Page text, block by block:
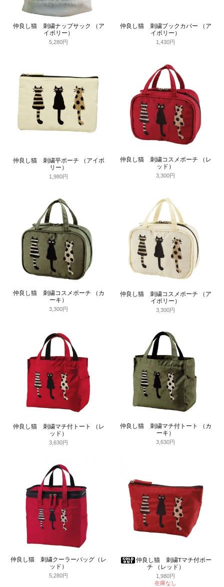
仲良し猫 刺繍ナップサック （ア
イボリー）
5,280円
仲良し猫 刺繍ブックカバー （ア
イボリー）
1,430円
仲良し猫 刺繍平ポーチ （アイボ
リー）
1,980円
仲良し猫 刺繍コスメポーチ （レ
ッド）
3,300円
仲良し猫 刺繍コスメポーチ （カ
ーキ）
3,300円
仲良し猫 刺繍コスメポーチ （ア
イボリー）
3,300円
仲良し猫 刺繍マチ付トート （レ
ッド）
3,630円
仲良し猫 刺繍マチ付トート （カ
ーキ）
3,630円
仲良し猫 刺繍クーラーバッグ（レ
ッド）
5,280円
仲良し猫 刺繍Tマチ付ポー
チ （レッド）
1,980円
在庫なし